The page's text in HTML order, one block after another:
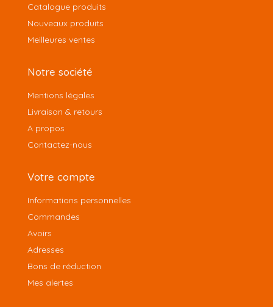
Catalogue produits
Nouveaux produits
Meilleures ventes
Notre société
Mentions légales
Livraison & retours
A propos
Contactez-nous
Votre compte
Informations personnelles
Commandes
Avoirs
Adresses
Bons de réduction
Mes alertes